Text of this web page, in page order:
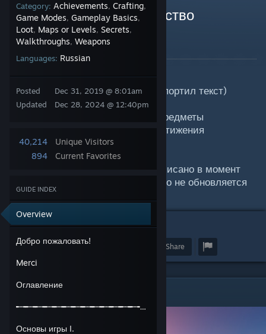
Change language
Get the Steam Mobile App
View desktop website
Category: Achievements, Crafting,
Game Modes, Gameplay Basics,
Loot, Maps or Levels, Secrets,
Walkthroughs, Weapons
Languages: Russian
Posted
Updated
Dec 31, 2019 @ 8:01am
Dec 28, 2024 @ 12:40pm
40,214
Unique Visitors
894
Current Favorites
GUIDE INDEX
Overview
Добро пожаловать!
Merci
Оглавление
╾╼╾╼╾╼╾╼╾╼╾╼╾╼╾╼╾╼╾╼╾╼╾╼╾╼╾╼╾╼╾╼╾╼
Основы игры I.
Raft — Полное Руководство
(перевод)
By nevalyasha and 1 collaborators
Руководство по игре Raft
(Не полное. А ещёSTEAM🄬 испортил текст)
• Основы игры │• Игровые предметы
• Крафт | • Животные │• Достижения
• Советы по выживанию
99.9% руководства уже было написано в момент
выпуска руководства, руководство не обновляется
56
Award Share